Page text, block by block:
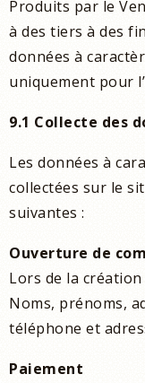
Produits par le
à des tiers à des
données à
uniquement pour
9.1 Collecte des
Les données à
collectées sur le
suivantes :
Ouverture de
Lors de la
Noms, prénoms,
téléphone et
Paiement